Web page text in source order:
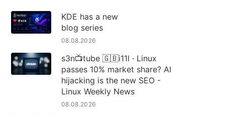
KDE has a new
blog series
08.08.2026
s3n📺tube 🇬🇧i11l · Linux
passes 10% market share? AI
hijacking is the new SEO -
Linux Weekly News
08.08.2026